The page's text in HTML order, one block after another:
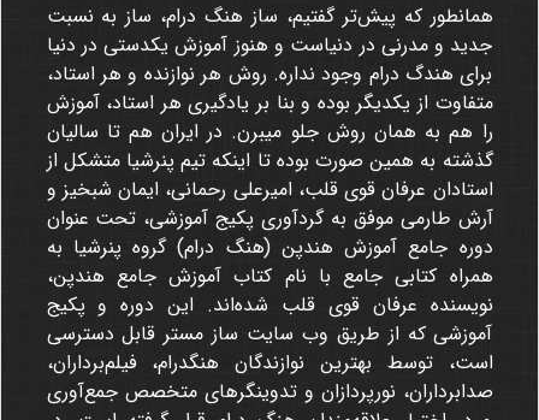
همانطور که پیش‌تر گفتیم، ساز هنگ درام، ساز به نسبت
جدید و مدرنی در دنیاست و هنوز آموزش یکدستی در دنیا
برای هندگ درام وجود نداره. روش هر نوازنده و هر استاد،
متفاوت از یکدیگر بوده و بنا بر یادگیری هر استاد، آموزش
را هم به همان روش جلو میبرن. در ایران هم تا سالیان
گذشته به همین صورت بوده تا اینکه تیم پنرشیا متشکل از
استادان عرفان قوی قلب، امیرعلی رحمانی، ایمان شبخیز و
آرش طارمی موفق به گردآوری پکیج آموزشی، تحت عنوان
دوره جامع آموزش هندپن (هنگ درام) گروه پنرشیا به
همراه کتابی جامع با نام کتاب آموزش جامع هندپن،
نویسنده عرفان قوی قلب شده‌اند. این دوره و پکیج
آموزشی که از طریق وب سایت ساز مستر قابل دسترسی
است، توسط بهترین نوازندگان هنگدرام، فیلم‌برداران،
صدابرداران، نورپردازان و تدوینگرهای متخصص جمع‌آوری